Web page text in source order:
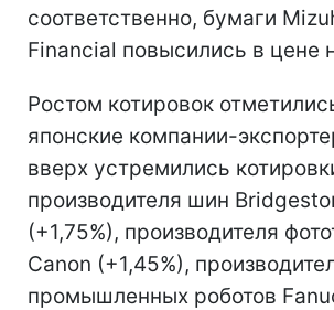
соответственно, бумаги
Financial повысились в цене
Ростом котировок
японские компании-
вверх устремились
производителя шин
(+1,75%), производителя
Canon (+1,45%),
промышленных роботов